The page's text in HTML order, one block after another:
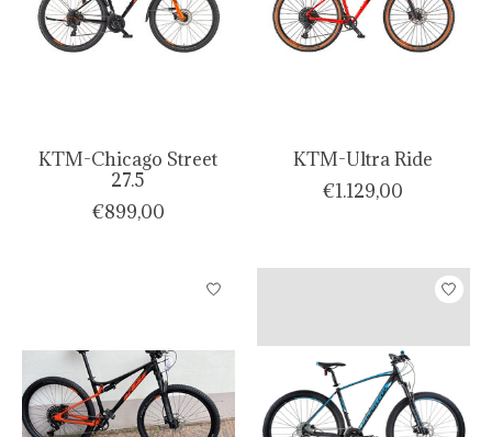
KTM-Chicago Street
27.5
€899,00
KTM-Ultra Ride
€1.129,00